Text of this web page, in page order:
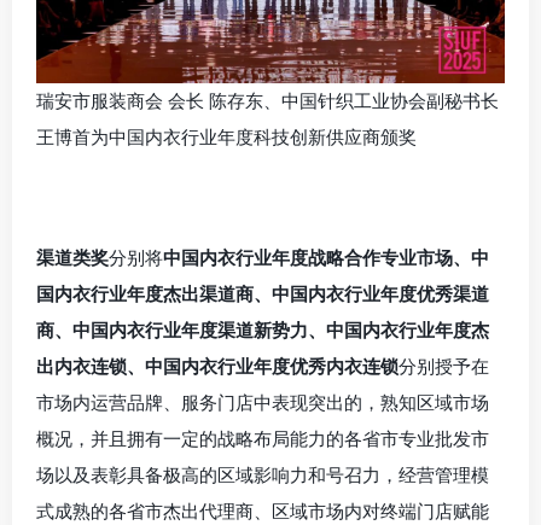
瑞安市服装商会 会长 陈存东、中国针织工业协会副秘书长
王博首为中国内衣行业年度科技创新供应商颁奖
渠道类奖分别将中国内衣行业年度战略合作专业市场、中
国内衣行业年度杰出渠道商、中国内衣行业年度优秀渠道
商、中国内衣行业年度渠道新势力、中国内衣行业年度杰
出内衣连锁、中国内衣行业年度优秀内衣连锁分别授予在
市场内运营品牌、服务门店中表现突出的，熟知区域市场
概况，并且拥有一定的战略布局能力的各省市专业批发市
场以及表彰具备极高的区域影响力和号召力，经营管理模
式成熟的各省市杰出代理商、区域市场内对终端门店赋能